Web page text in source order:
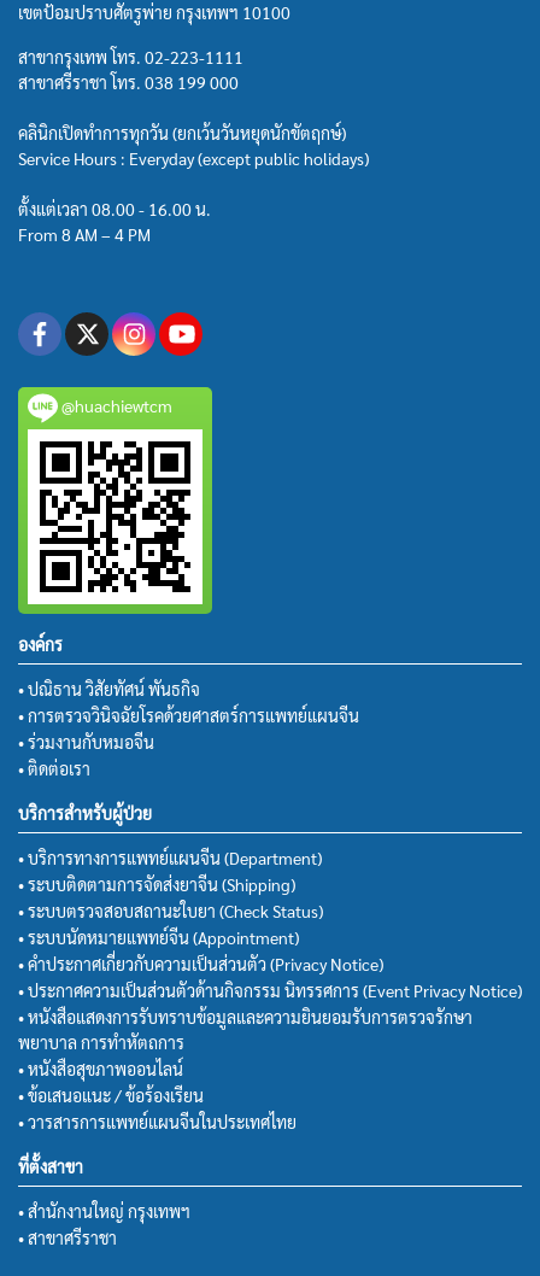
เขตป้อมปราบศัตรูพ่าย กรุงเทพฯ 10100
สาขากรุงเทพ โทร. 02-223-1111
สาขาศรีราชา โทร. 038 199 000
คลินิกเปิดทำการทุกวัน (ยกเว้นวันหยุดนักขัตฤกษ์)
Service Hours : Everyday (except public holidays)
ตั้งแต่เวลา 08.00 - 16.00 น.
From 8 AM – 4 PM
@huachiewtcm
องค์กร
• ปณิธาน วิสัยทัศน์ พันธกิจ
• การตรวจวินิจฉัยโรคด้วยศาสตร์การแพทย์แผนจีน
• ร่วมงานกับหมอจีน
• ติดต่อเรา
บริการสำหรับผู้ป่วย
• บริการทางการแพทย์แผนจีน (Department)
• ระบบติดตามการจัดส่งยาจีน (Shipping)
• ระบบตรวจสอบสถานะใบยา (Check Status)
• ระบบนัดหมายแพทย์จีน (Appointment)
• คำประกาศเกี่ยวกับความเป็นส่วนตัว (Privacy Notice)
• ประกาศความเป็นส่วนตัวด้านกิจกรรม นิทรรศการ (Event Privacy Notice)
• หนังสือแสดงการรับทราบข้อมูลและความยินยอมรับการตรวจรักษา
พยาบาล การทำหัตถการ
• หนังสือสุขภาพออนไลน์
• ข้อเสนอแนะ / ข้อร้องเรียน
• วารสารการแพทย์แผนจีนในประเทศไทย
ที่ตั้งสาขา
• สำนักงานใหญ่ กรุงเทพฯ
• สาขาศรีราชา